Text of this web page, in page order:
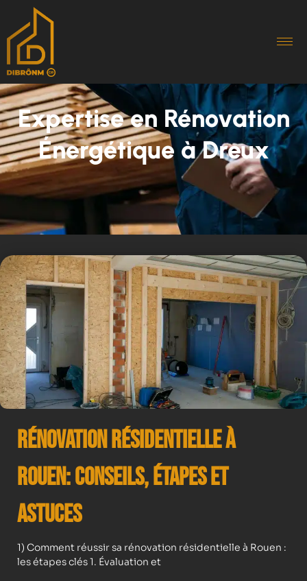
Expertise en Rénovation
Énergétique à Dreux
Rénovation résidentielle à
Rouen: Conseils, Étapes et
Astuces
1) Comment réussir sa rénovation résidentielle à Rouen :
les étapes clés 1. Évaluation et